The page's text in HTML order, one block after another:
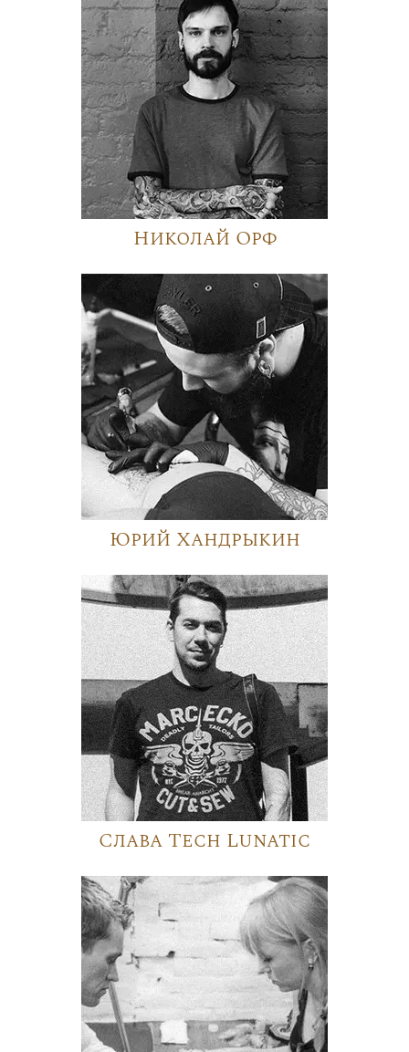
Николай Орф
Юрий Хандрыкин
Слава Tech Lunatic